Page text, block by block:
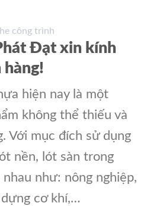
Đạt xin kính
hàng!
hiện nay là một
không thể thiếu và
Với mục đích sử dụng
nền, lót sàn trong
như: nông nghiệp,
dựng cơ khí,…